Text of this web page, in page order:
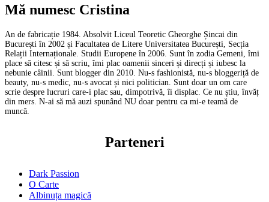
Mă numesc Cristina
An de fabricație 1984. Absolvit Liceul Teoretic Gheorghe Șincai din
București în 2002 și Facultatea de Litere Universitatea București, Secția
Relații Internaționale. Studii Europene în 2006. Sunt în zodia Gemeni, îmi
place să citesc și să scriu, îmi plac oamenii sinceri și direcți și iubesc la
nebunie câinii. Sunt blogger din 2010. Nu-s fashionistă, nu-s bloggeriță de
beauty, nu-s medic, nu-s avocat și nici politician. Sunt doar un om care
scrie despre lucruri care-i plac sau, dimpotrivă, îi displac. Ce nu știu, învăț
din mers. N-ai să mă auzi spunând NU doar pentru ca mi-e teamă de
muncă.
Parteneri
Dark Passion
O Carte
Albinuța magică